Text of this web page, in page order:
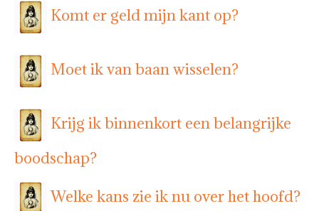
Komt er geld mijn kant op?
Moet ik van baan wisselen?
Krijg ik binnenkort een belangrijke
boodschap?
Welke kans zie ik nu over het hoofd?